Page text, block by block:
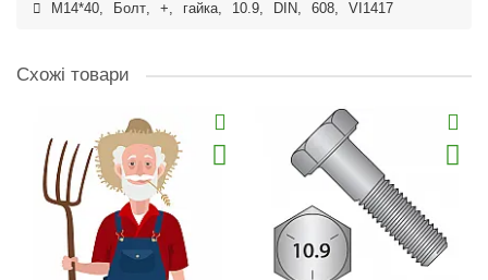
M14*40, Болт, +, гайка, 10.9, DIN, 608, VI1417
Схожі товари